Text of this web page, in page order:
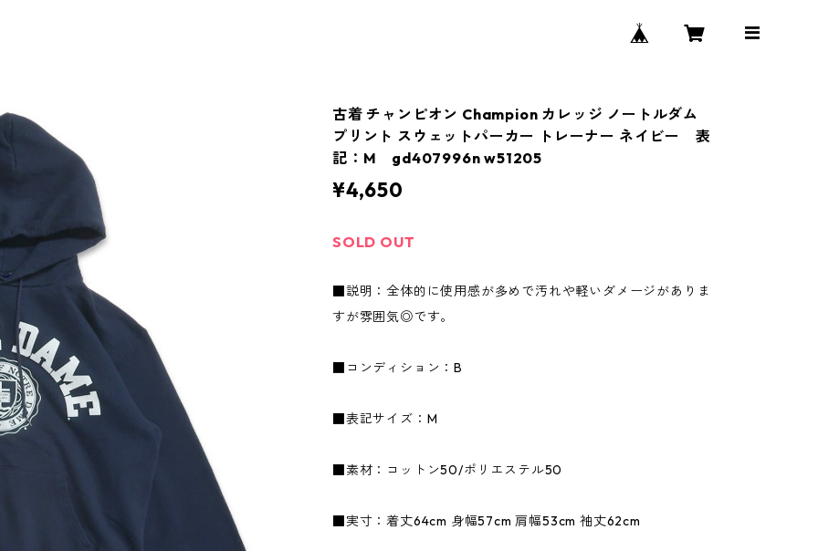
古着 チャンピオン Champion カレッジ ノートルダム
プリント スウェットパーカー トレーナー ネイビー 表
記：M gd407996n w51205
¥4,650
SOLD OUT
■説明：全体的に使用感が多めで汚れや軽いダメージがありま
すが雰囲気◎です。
■コンディション：B
■表記サイズ：M
■素材：コットン50/ポリエステル50
■実寸：着丈64cm 身幅57cm 肩幅53cm 袖丈62cm